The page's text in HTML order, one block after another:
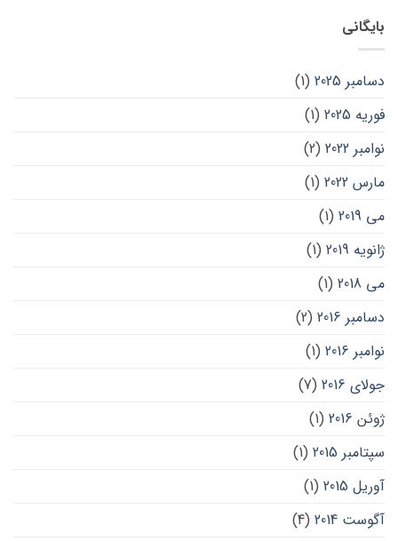
بایگانی
دسامبر 2025
(1)
فوریه 2025
(1)
نوامبر 2022
(2)
مارس 2022
(1)
می 2019
(1)
ژانویه 2019
(1)
می 2018
(1)
دسامبر 2016
(2)
نوامبر 2016
(1)
جولای 2016
(7)
ژوئن 2016
(1)
سپتامبر 2015
(1)
آوریل 2015
(1)
آگوست 2014
(4)